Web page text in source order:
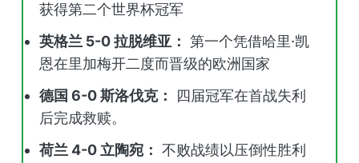
获得第二个世界杯冠军
英格兰 5-0 拉脱维亚： 第一个凭借哈里·凯
恩在里加梅开二度而晋级的欧洲国家
德国 6-0 斯洛伐克：
四届冠军在首战失利
后完成救赎。
荷兰 4-0 立陶宛： 不败战绩以压倒性胜利